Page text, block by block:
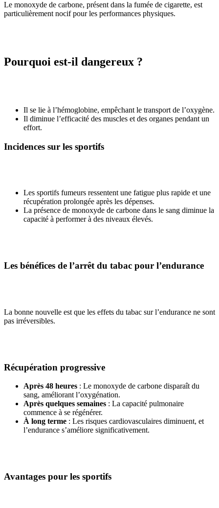
Le monoxyde de carbone, présent dans la fumée de cigarette, est
particulièrement nocif pour les performances physiques.
Pourquoi est-il dangereux ?
Il se lie à l’hémoglobine, empêchant le transport de l’oxygène.
Il diminue l’efficacité des muscles et des organes pendant un
effort.
Incidences sur les sportifs
Les sportifs fumeurs ressentent une fatigue plus rapide et une
récupération prolongée après les dépenses.
La présence de monoxyde de carbone dans le sang diminue la
capacité à performer à des niveaux élevés.
Les bénéfices de l’arrêt du tabac pour l’endurance
La bonne nouvelle est que les effets du tabac sur l’endurance ne sont
pas irréversibles.
Récupération progressive
Après 48 heures : Le monoxyde de carbone disparaît du
sang, améliorant l’oxygénation.
Après quelques semaines : La capacité pulmonaire
commence à se régénérer.
À long terme : Les risques cardiovasculaires diminuent, et
l’endurance s’améliore significativement.
Avantages pour les sportifs